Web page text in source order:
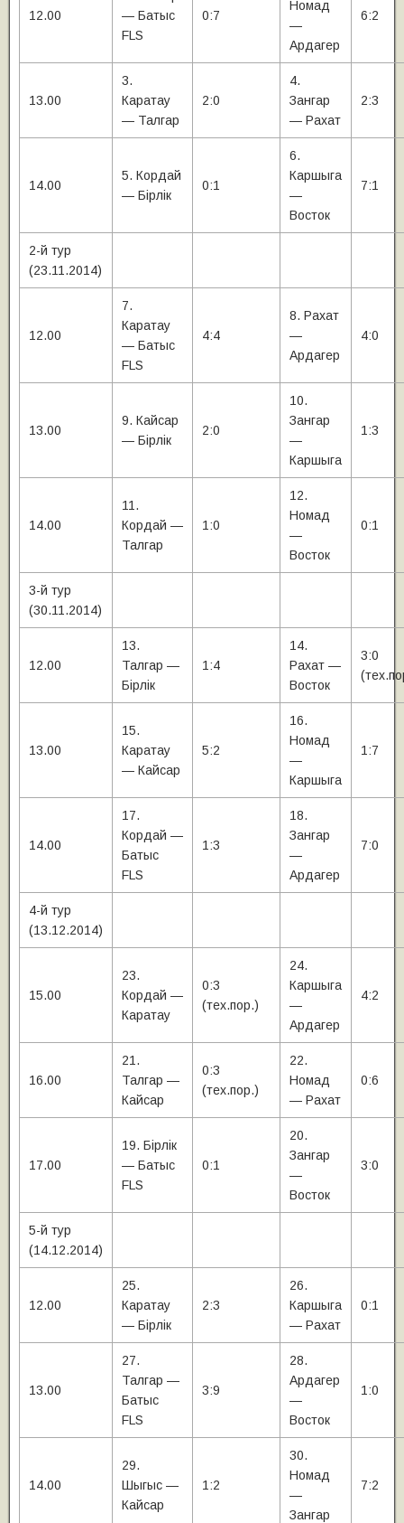
12.00
— Батыс
FLS
0:7
Номад
—
Ардагер
6:2
13.00
3.
Каратау
— Талгар
2:0
4.
Зангар
— Рахат
2:3
14.00
5. Кордай
— Бiрлiк
0:1
6.
Каршыга
—
Восток
7:1
2-й тур
(23.11.2014)
12.00
7.
Каратау
— Батыс
FLS
4:4
8. Рахат
—
Ардагер
4:0
13.00
9. Кайсар
— Бiрлiк
2:0
10.
Зангар
—
Каршыга
1:3
14.00
11.
Кордай —
Талгар
1:0
12.
Номад
—
Восток
0:1
3-й тур
(30.11.2014)
12.00
13.
Талгар —
Бiрлiк
1:4
14.
Рахат —
Восток
3:0
13.00
15.
Каратау
— Кайсар
5:2
16.
Номад
—
Каршыга
1:7
14.00
17.
Кордай —
Батыс
FLS
1:3
18.
Зангар
—
Ардагер
7:0
4-й тур
(13.12.2014)
15.00
23.
Кордай —
Каратау
0:3
(тех.пор.)
24.
Каршыга
—
Ардагер
4:2
16.00
21.
Талгар —
Кайсар
0:3
(тех.пор.)
22.
Номад
— Рахат
0:6
17.00
19. Бiрлiк
— Батыс
FLS
0:1
20.
Зангар
—
Восток
3:0
5-й тур
(14.12.2014)
12.00
25.
Каратау
— Бiрлiк
2:3
26.
Каршыга
— Рахат
0:1
13.00
27.
Талгар —
Батыс
FLS
3:9
28.
Ардагер
—
Восток
1:0
14.00
29.
Шыгыс —
Кайсар
1:2
30.
Номад
—
Зангар
7:2